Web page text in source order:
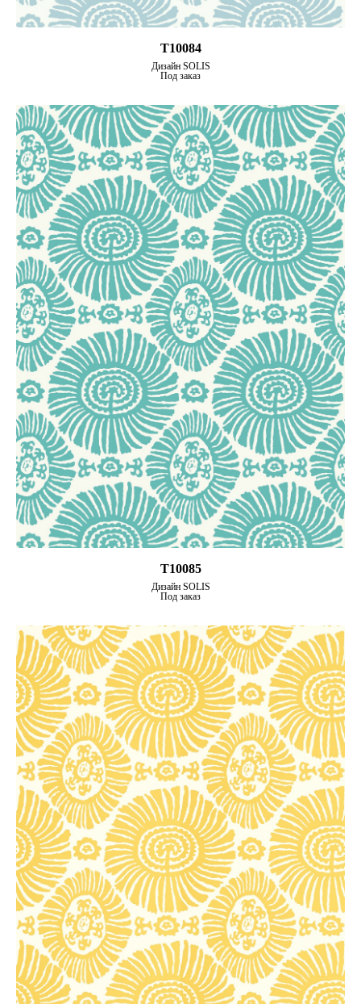
T10084
Дизайн SOLIS
Под заказ
T10085
Дизайн SOLIS
Под заказ